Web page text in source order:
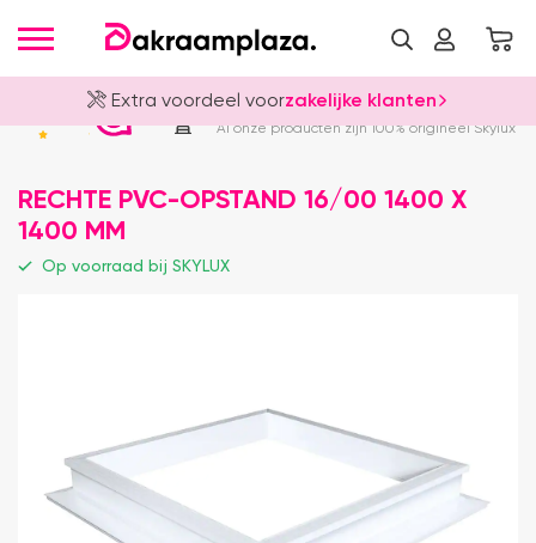
Extra voordeel voorzakelijke klanten
Officieel Skylux Dealer
Al onze producten zijn 100% origineel Skylux
RECHTE PVC-OPSTAND 16/00 1400 X
1400 MM
Op voorraad bij SKYLUX